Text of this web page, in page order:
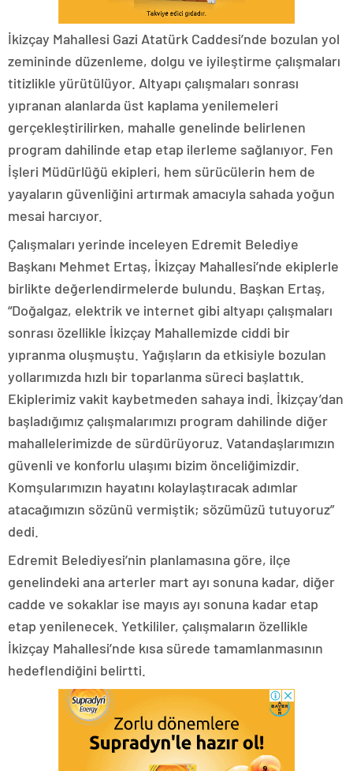
İkizçay Mahallesi Gazi Atatürk Caddesi’nde bozulan yol
zemininde düzenleme, dolgu ve iyileştirme çalışmaları
titizlikle yürütülüyor. Altyapı çalışmaları sonrası
yıpranan alanlarda üst kaplama yenilemeleri
gerçekleştirilirken, mahalle genelinde belirlenen
program dahilinde etap etap ilerleme sağlanıyor. Fen
İşleri Müdürlüğü ekipleri, hem sürücülerin hem de
yayaların güvenliğini artırmak amacıyla sahada yoğun
mesai harcıyor.
Çalışmaları yerinde inceleyen Edremit Belediye
Başkanı Mehmet Ertaş, İkizçay Mahallesi’nde ekiplerle
birlikte değerlendirmelerde bulundu. Başkan Ertaş,
“Doğalgaz, elektrik ve internet gibi altyapı çalışmaları
sonrası özellikle İkizçay Mahallemizde ciddi bir
yıpranma oluşmuştu. Yağışların da etkisiyle bozulan
yollarımızda hızlı bir toparlanma süreci başlattık.
Ekiplerimiz vakit kaybetmeden sahaya indi. İkizçay’dan
başladığımız çalışmalarımızı program dahilinde diğer
mahallelerimizde de sürdürüyoruz. Vatandaşlarımızın
güvenli ve konforlu ulaşımı bizim önceliğimizdir.
Komşularımızın hayatını kolaylaştıracak adımlar
atacağımızın sözünü vermiştik; sözümüzü tutuyoruz”
dedi.
Edremit Belediyesi’nin planlamasına göre, ilçe
genelindeki ana arterler mart ayı sonuna kadar, diğer
cadde ve sokaklar ise mayıs ayı sonuna kadar etap
etap yenilenecek. Yetkililer, çalışmaların özellikle
İkizçay Mahallesi’nde kısa sürede tamamlanmasının
hedeflendiğini belirtti.